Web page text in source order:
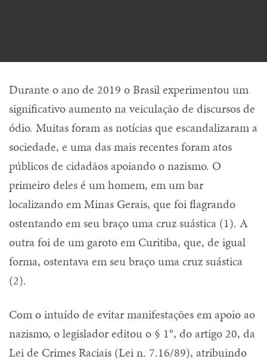
Durante o ano de 2019 o Brasil experimentou um
significativo aumento na veiculação de discursos de
ódio. Muitas foram as notícias que escandalizaram a
sociedade, e uma das mais recentes foram atos
públicos de cidadãos apoiando o nazismo. O
primeiro deles é um homem, em um bar
localizando em Minas Gerais, que foi flagrando
ostentando em seu braço uma cruz suástica (1). A
outra foi de um garoto em Curitiba, que, de igual
forma, ostentava em seu braço uma cruz suástica
(2).
Com o intuído de evitar manifestações em apoio ao
nazismo, o legislador editou o § 1°, do artigo 20, da
Lei de Crimes Raciais (Lei n. 7.16/89), atribuindo